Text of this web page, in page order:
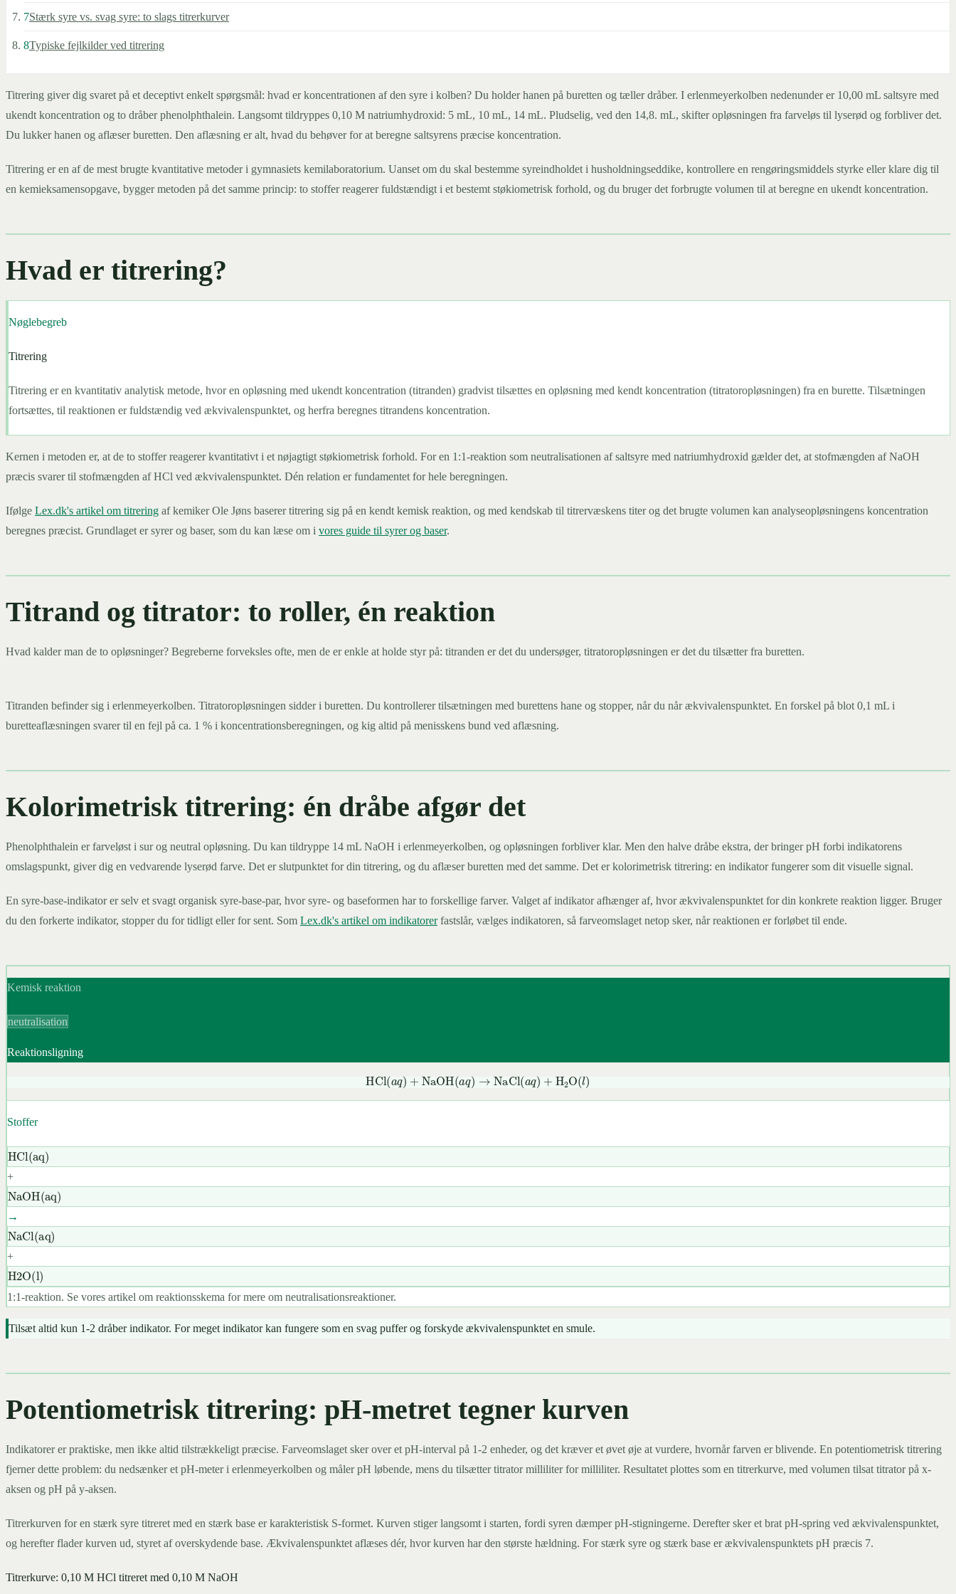
7Stærk syre vs. svag syre: to slags titrerkurver
8Typiske fejlkilder ved titrering
Titrering giver dig svaret på et deceptivt enkelt spørgsmål: hvad er koncentrationen af den syre i kolben? Du holder hanen på buretten og tæller dråber. I erlenmeyerkolben nedenunder er 10,00 mL saltsyre med
ukendt koncentration og to dråber phenolphthalein. Langsomt tildryppes 0,10 M natriumhydroxid: 5 mL, 10 mL, 14 mL. Pludselig, ved den 14,8. mL, skifter opløsningen fra farveløs til lyserød og forbliver det.
Du lukker hanen og aflæser buretten. Den aflæsning er alt, hvad du behøver for at beregne saltsyrens præcise koncentration.
Titrering er en af de mest brugte kvantitative metoder i gymnasiets kemilaboratorium. Uanset om du skal bestemme syreindholdet i husholdningseddike, kontrollere en rengøringsmiddels styrke eller klare dig til
en kemieksamensopgave, bygger metoden på det samme princip: to stoffer reagerer fuldstændigt i et bestemt støkiometrisk forhold, og du bruger det forbrugte volumen til at beregne en ukendt koncentration.
Hvad er titrering?
Nøglebegreb
Titrering
Titrering er en kvantitativ analytisk metode, hvor en opløsning med ukendt koncentration (titranden) gradvist tilsættes en opløsning med kendt koncentration (titratoropløsningen) fra en burette. Tilsætningen
fortsættes, til reaktionen er fuldstændig ved ækvivalenspunktet, og herfra beregnes titrandens koncentration.
Kernen i metoden er, at de to stoffer reagerer kvantitativt i et nøjagtigt støkiometrisk forhold. For en 1:1-reaktion som neutralisationen af saltsyre med natriumhydroxid gælder det, at stofmængden af NaOH
præcis svarer til stofmængden af HCl ved ækvivalenspunktet. Dén relation er fundamentet for hele beregningen.
Ifølge Lex.dk's artikel om titrering af kemiker Ole Jøns baserer titrering sig på en kendt kemisk reaktion, og med kendskab til titrervæskens titer og det brugte volumen kan analyseopløsningens koncentration
beregnes præcist. Grundlaget er syrer og baser, som du kan læse om i vores guide til syrer og baser.
Titrand og titrator: to roller, én reaktion
Hvad kalder man de to opløsninger? Begreberne forveksles ofte, men de er enkle at holde styr på: titranden er det du undersøger, titratoropløsningen er det du tilsætter fra buretten.
Titranden befinder sig i erlenmeyerkolben. Titratoropløsningen sidder i buretten. Du kontrollerer tilsætningen med burettens hane og stopper, når du når ækvivalenspunktet. En forskel på blot 0,1 mL i
buretteaflæsningen svarer til en fejl på ca. 1 % i koncentrationsberegningen, og kig altid på menisskens bund ved aflæsning.
Kolorimetrisk titrering: én dråbe afgør det
Phenolphthalein er farveløst i sur og neutral opløsning. Du kan tildryppe 14 mL NaOH i erlenmeyerkolben, og opløsningen forbliver klar. Men den halve dråbe ekstra, der bringer pH forbi indikatorens
omslagspunkt, giver dig en vedvarende lyserød farve. Det er slutpunktet for din titrering, og du aflæser buretten med det samme. Det er kolorimetrisk titrering: en indikator fungerer som dit visuelle signal.
En syre-base-indikator er selv et svagt organisk syre-base-par, hvor syre- og baseformen har to forskellige farver. Valget af indikator afhænger af, hvor ækvivalenspunktet for din konkrete reaktion ligger. Bruger
du den forkerte indikator, stopper du for tidligt eller for sent. Som Lex.dk's artikel om indikatorerfastslår, vælges indikatoren, så farveomslaget netop sker, når reaktionen er forløbet til ende.
Kemisk reaktion
neutralisation
Reaktionsligning
HCl(aq)+NaOH(aq)→NaCl(aq)+H2O(l)
Stoffer
HCl(aq)
+
NaOH(aq)
→
NaCl(aq)
+
H2O(l)
1:1-reaktion. Se vores artikel om reaktionsskema for mere om neutralisationsreaktioner.
Tilsæt altid kun 1-2 dråber indikator. For meget indikator kan fungere som en svag puffer og forskyde ækvivalenspunktet en smule.
Potentiometrisk titrering: pH-metret tegner kurven
Indikatorer er praktiske, men ikke altid tilstrækkeligt præcise. Farveomslaget sker over et pH-interval på 1-2 enheder, og det kræver et øvet øje at vurdere, hvornår farven er blivende. En potentiometrisk titrering
fjerner dette problem: du nedsænker et pH-meter i erlenmeyerkolben og måler pH løbende, mens du tilsætter titrator milliliter for milliliter. Resultatet plottes som en titrerkurve, med volumen tilsat titrator på x-
aksen og pH på y-aksen.
Titrerkurven for en stærk syre titreret med en stærk base er karakteristisk S-formet. Kurven stiger langsomt i starten, fordi syren dæmper pH-stigningerne. Derefter sker et brat pH-spring ved ækvivalenspunktet,
og herefter flader kurven ud, styret af overskydende base. Ækvivalenspunktet aflæses dér, hvor kurven har den største hældning. For stærk syre og stærk base er ækvivalenspunktets pH præcis 7.
Titrerkurve: 0,10 M HCl titreret med 0,10 M NaOH